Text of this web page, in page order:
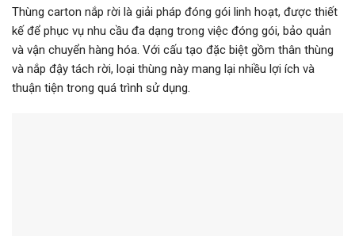
Thùng carton nắp rời là giải pháp đóng gói linh hoạt, được thiết
kế để phục vụ nhu cầu đa dạng trong việc đóng gói, bảo quản
và vận chuyển hàng hóa. Với cấu tạo đặc biệt gồm thân thùng
và nắp đậy tách rời, loại thùng này mang lại nhiều lợi ích và
thuận tiện trong quá trình sử dụng.